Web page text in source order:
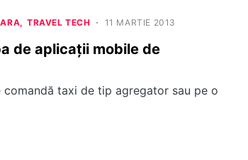
TRAVEL TECH 11 MARTIE 2013
de aplicații mobile de
taxi de tip agregator sau pe o